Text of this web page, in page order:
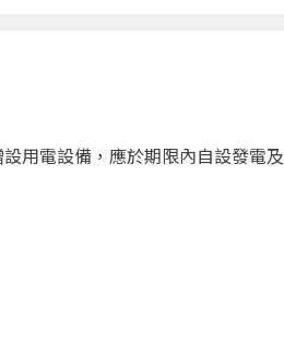
用電設備，應於期限內自設發電及